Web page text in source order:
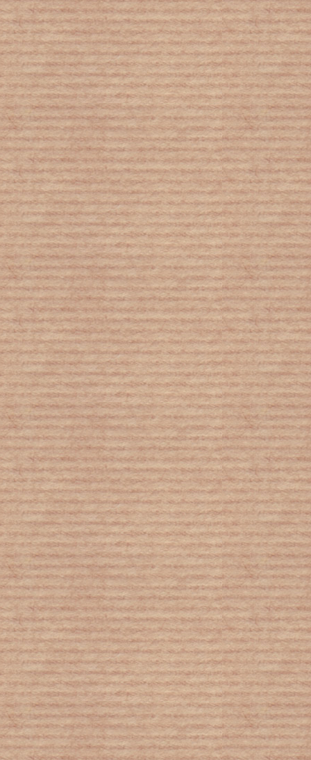
Ρώτησαν παιδιά από διάφορες χώρες
τι ξέρουν για τον κορονοϊό: Δείτε τι
απάντησαν… αφοπλιστικά!
Παρέμβαση του Πολιτιστικού
Συλλόγου Μάκρης με θέμα τις άθλιες
συνθήκες εργασίας των νέων
Ινδία: Κύμα ακραίου καύσωνα στο
Νέο Δελχί - Πυρκαγιές ξεσπούν σε
χωματερές